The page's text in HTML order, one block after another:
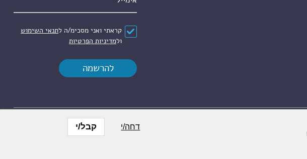
הסכם*
קראתי ואני מסכימ/ה לתנאי השימוש
ולמדיניות הפרטיות
שמורות דחה/י קבל/י